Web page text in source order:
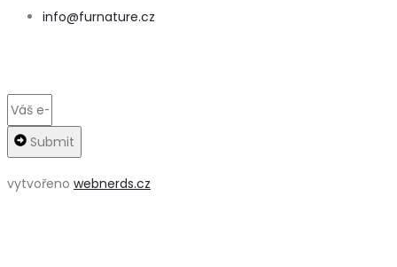
info@furnature.cz
Submit
vytvořeno webnerds.cz